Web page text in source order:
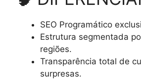
SEO Programático
Estrutura segmentada
regiões.
Transparência total de
surpresas.